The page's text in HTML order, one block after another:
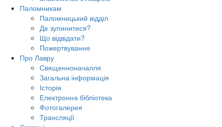
Паломникам
Паломницький відділ
Де зупинитися?
Що відвідати?
Пожертвування
Про Лавру
Священноначалля
Загальна інформація
Історія
Електронна бібліотека
Фотогалерея
Трансляцiї